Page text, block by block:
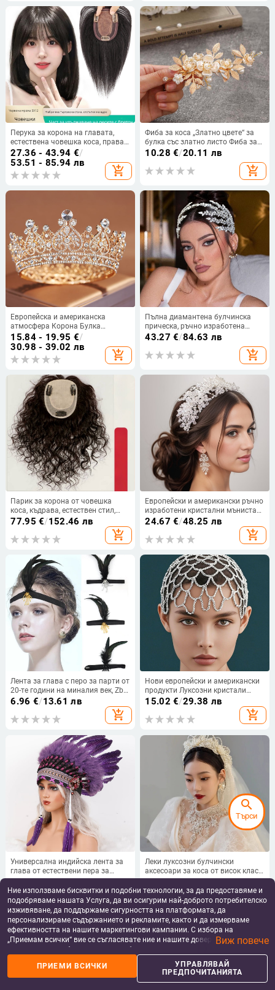
Перука за корона на главата,
естествена човешка коса, права,
може да се боядиса, механизъм
27.36 - 43.94 €/
53.51 - 85.94 лв
add_shopping_cart
Фиба за коса „Златно цвете“ за
булка със златно листо Фиба за
коса „Булката с перла“ Сватбени
шапки Аксесоари за коса за
булка Шапки Ексклузивни за
10.28 €/20.11 лв
add_shopping_cart
Европейска и американска
атмосфера Корона Булка
Прическа Жена
Осемнадесетгодишна Принцеса
Възрастен Церемония Рожден
Ден Корона Сватба Прежда
15.84 - 19.95 €/
30.98 - 39.02 лв
add_shopping_cart
Пълна диамантена булчинска
прическа, ръчно изработена
диамантена лента за коса, лента
за коса, корона за коса, сватбена
чиния, аксесоари за коса DZ090
43.27 €/84.63 лв
add_shopping_cart
Парик за корона от човешка
коса, къдрава, естествен стил,
покрива корени, подходящ за
77.95 €/152.46 лв
add_shopping_cart
Европейски и американски ръчно
изработени кристални мъниста
лента за коса сватбена лента за
коса аксесоари за коса луксозна
сребърна лента за коса от тежка
рокля
24.67 €/48.25 лв
add_shopping_cart
Лента за глава с перо за парти от
20-те години на миналия век, Zbi
Одри Хепбърн, аксесоари за коса
в същия стил, винтидж мъниста,
аксесоари за обличане на
6.96 €/13.61 лв
add_shopping_cart
Нови европейски и американски
продукти Луксозни кристали
Изящни шапки Мрежести
аксесоари за коса Булчински
сватбени рокли Сватбени
разпродажба
15.02 €/29.38 лв
add_shopping_cart
Универсална индийска лента за
глава от естествени пера за
възрастни и деца, шапки за
Хелоуин, аксесоари за
карнавални костюми
64.79€/126.72 лв
add_shopping_cart
Леки луксозни булчински
аксесоари за коса от висок клас с
кристали, сватбени аксесоари за
принцеси в горски стил, ретро
мечтателни тежки ръчно
изработени сватбени аксесоари
18.95€/37.06 лв
add_shopping_cart
Ние използваме бисквитки и подобни технологии, за да предоставяме и
подобряваме нашата Услуга, да ви осигурим най-доброто потребителско
изживяване, да поддържаме сигурността на платформата, да
персонализираме съдържанието и рекламите, както и да измерваме
ефективността на нашите маркетингови кампании. С избора на
„Приемам всички“ вие се съгласявате ние и нашите доверени партньори
да съхраняваме бисквитки и подобни технологии на вашето устройство
за рекламни и аналитични цели. Можете по всяко време да управлявате
своите предпочитания, като натиснете „Управлявай предпочитанията“.
За повече информация, моля, вижте нашата
Виж повече
ПРИЕМИ ВСИЧКИ
УПРАВЛЯВАЙ
ПРЕДПОЧИТАНИЯТА
search
Търси